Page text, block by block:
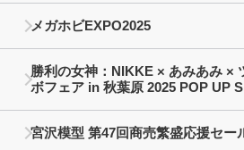
メガホビEXPO2025
勝利の女神：NIKKE × あみあみ ×
ボフェア in 秋葉原 2025 POP UP
宮沢模型 第47回商売繁盛応援セー